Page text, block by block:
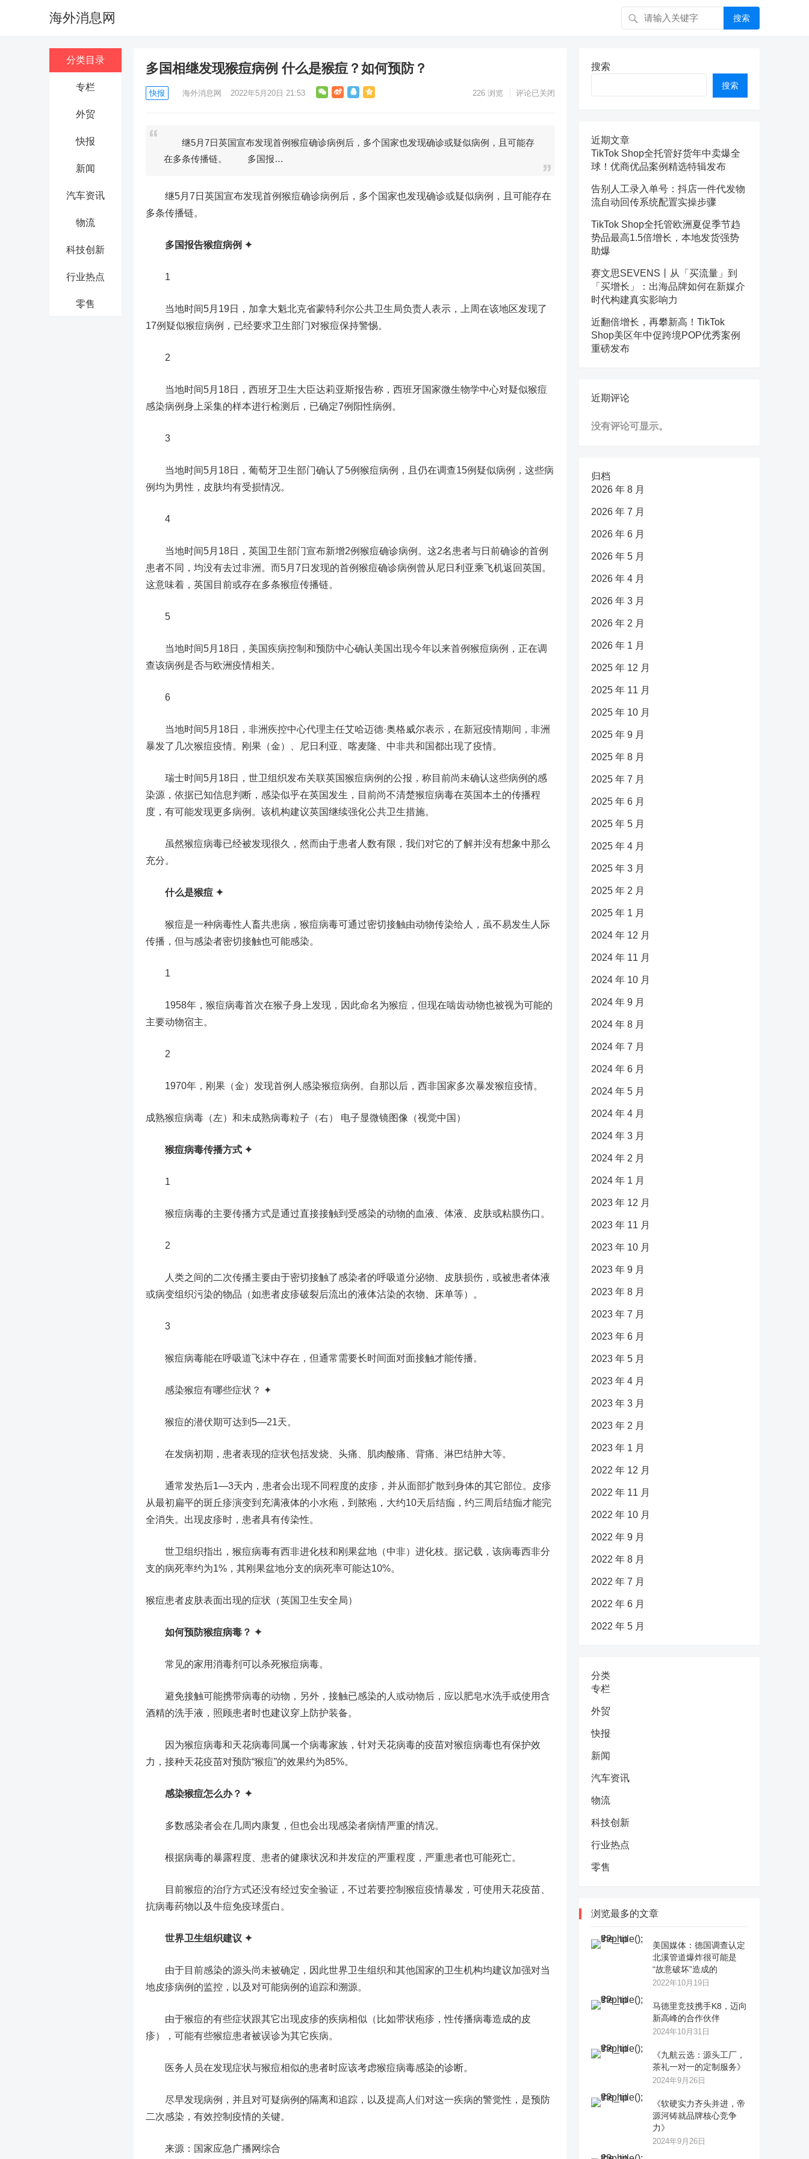
海外消息网 搜索
分类目录
专栏
外贸
快报
新闻
汽车资讯
物流
科技创新
行业热点
零售
多国相继发现猴痘病例 什么是猴痘？如何预防？
快报 海外消息网 2022年5月20日 21:53 226 浏览 评论已关闭
继5月7日英国宣布发现首例猴痘确诊病例后，多个国家也发现确诊或疑似病例，且可能存
在多条传播链。 多国报…
继5月7日英国宣布发现首例猴痘确诊病例后，多个国家也发现确诊或疑似病例，且可能存在
多条传播链。
多国报告猴痘病例 ✦
1
当地时间5月19日，加拿大魁北克省蒙特利尔公共卫生局负责人表示，上周在该地区发现了
17例疑似猴痘病例，已经要求卫生部门对猴痘保持警惕。
2
当地时间5月18日，西班牙卫生大臣达莉亚斯报告称，西班牙国家微生物学中心对疑似猴痘
感染病例身上采集的样本进行检测后，已确定7例阳性病例。
3
当地时间5月18日，葡萄牙卫生部门确认了5例猴痘病例，且仍在调查15例疑似病例，这些病
例均为男性，皮肤均有受损情况。
4
当地时间5月18日，英国卫生部门宣布新增2例猴痘确诊病例。这2名患者与日前确诊的首例
患者不同，均没有去过非洲。而5月7日发现的首例猴痘确诊病例曾从尼日利亚乘飞机返回英国。
这意味着，英国目前或存在多条猴痘传播链。
5
当地时间5月18日，美国疾病控制和预防中心确认美国出现今年以来首例猴痘病例，正在调
查该病例是否与欧洲疫情相关。
6
当地时间5月18日，非洲疾控中心代理主任艾哈迈德·奥格威尔表示，在新冠疫情期间，非洲
暴发了几次猴痘疫情。刚果（金）、尼日利亚、喀麦隆、中非共和国都出现了疫情。
瑞士时间5月18日，世卫组织发布关联英国猴痘病例的公报，称目前尚未确认这些病例的感
染源，依据已知信息判断，感染似乎在英国发生，目前尚不清楚猴痘病毒在英国本土的传播程
度，有可能发现更多病例。该机构建议英国继续强化公共卫生措施。
虽然猴痘病毒已经被发现很久，然而由于患者人数有限，我们对它的了解并没有想象中那么
充分。
什么是猴痘 ✦
猴痘是一种病毒性人畜共患病，猴痘病毒可通过密切接触由动物传染给人，虽不易发生人际
传播，但与感染者密切接触也可能感染。
1
1958年，猴痘病毒首次在猴子身上发现，因此命名为猴痘，但现在啮齿动物也被视为可能的
主要动物宿主。
2
1970年，刚果（金）发现首例人感染猴痘病例。自那以后，西非国家多次暴发猴痘疫情。
成熟猴痘病毒（左）和未成熟病毒粒子（右） 电子显微镜图像（视觉中国）
猴痘病毒传播方式 ✦
1
猴痘病毒的主要传播方式是通过直接接触到受感染的动物的血液、体液、皮肤或粘膜伤口。
2
人类之间的二次传播主要由于密切接触了感染者的呼吸道分泌物、皮肤损伤，或被患者体液
或病变组织污染的物品（如患者皮疹破裂后流出的液体沾染的衣物、床单等）。
3
猴痘病毒能在呼吸道飞沫中存在，但通常需要长时间面对面接触才能传播。
感染猴痘有哪些症状？ ✦
猴痘的潜伏期可达到5—21天。
在发病初期，患者表现的症状包括发烧、头痛、肌肉酸痛、背痛、淋巴结肿大等。
通常发热后1—3天内，患者会出现不同程度的皮疹，并从面部扩散到身体的其它部位。皮疹
从最初扁平的斑丘疹演变到充满液体的小水疱，到脓疱，大约10天后结痂，约三周后结痂才能完
全消失。出现皮疹时，患者具有传染性。
世卫组织指出，猴痘病毒有西非进化枝和刚果盆地（中非）进化枝。据记载，该病毒西非分
支的病死率约为1%，其刚果盆地分支的病死率可能达10%。
猴痘患者皮肤表面出现的症状（英国卫生安全局）
如何预防猴痘病毒？ ✦
常见的家用消毒剂可以杀死猴痘病毒。
避免接触可能携带病毒的动物，另外，接触已感染的人或动物后，应以肥皂水洗手或使用含
酒精的洗手液，照顾患者时也建议穿上防护装备。
因为猴痘病毒和天花病毒同属一个病毒家族，针对天花病毒的疫苗对猴痘病毒也有保护效
力，接种天花疫苗对预防“猴痘”的效果约为85%。
感染猴痘怎么办？ ✦
多数感染者会在几周内康复，但也会出现感染者病情严重的情况。
根据病毒的暴露程度、患者的健康状况和并发症的严重程度，严重患者也可能死亡。
目前猴痘的治疗方式还没有经过安全验证，不过若要控制猴痘疫情暴发，可使用天花疫苗、
抗病毒药物以及牛痘免疫球蛋白。
世界卫生组织建议 ✦
由于目前感染的源头尚未被确定，因此世界卫生组织和其他国家的卫生机构均建议加强对当
地皮疹病例的监控，以及对可能病例的追踪和溯源。
由于猴痘的有些症状跟其它出现皮疹的疾病相似（比如带状疱疹，性传播病毒造成的皮
疹），可能有些猴痘患者被误诊为其它疾病。
医务人员在发现症状与猴痘相似的患者时应该考虑猴痘病毒感染的诊断。
尽早发现病例，并且对可疑病例的隔离和追踪，以及提高人们对这一疾病的警觉性，是预防
二次感染，有效控制疫情的关键。
来源：国家应急广播网综合
搜索
搜索
近期文章
TikTok Shop全托管好货年中卖爆全
球！优商优品案例精选特辑发布
告别人工录入单号：抖店一件代发物
流自动回传系统配置实操步骤
TikTok Shop全托管欧洲夏促季节趋
势品最高1.5倍增长，本地发货强势
助爆
赛文思SEVENS丨从「买流量」到
「买增长」：出海品牌如何在新媒介
时代构建真实影响力
近翻倍增长，再攀新高！TikTok
Shop美区年中促跨境POP优秀案例
重磅发布
近期评论
没有评论可显示。
归档
2026 年 8 月
2026 年 7 月
2026 年 6 月
2026 年 5 月
2026 年 4 月
2026 年 3 月
2026 年 2 月
2026 年 1 月
2025 年 12 月
2025 年 11 月
2025 年 10 月
2025 年 9 月
2025 年 8 月
2025 年 7 月
2025 年 6 月
2025 年 5 月
2025 年 4 月
2025 年 3 月
2025 年 2 月
2025 年 1 月
2024 年 12 月
2024 年 11 月
2024 年 10 月
2024 年 9 月
2024 年 8 月
2024 年 7 月
2024 年 6 月
2024 年 5 月
2024 年 4 月
2024 年 3 月
2024 年 2 月
2024 年 1 月
2023 年 12 月
2023 年 11 月
2023 年 10 月
2023 年 9 月
2023 年 8 月
2023 年 7 月
2023 年 6 月
2023 年 5 月
2023 年 4 月
2023 年 3 月
2023 年 2 月
2023 年 1 月
2022 年 12 月
2022 年 11 月
2022 年 10 月
2022 年 9 月
2022 年 8 月
2022 年 7 月
2022 年 6 月
2022 年 5 月
分类
专栏
外贸
快报
新闻
汽车资讯
物流
科技创新
行业热点
零售
浏览最多的文章
美国媒体：德国调查认定
北溪管道爆炸很可能是
“故意破坏”造成的
2022年10月19日
马德里竞技携手K8，迈向
新高峰的合作伙伴
2024年10月31日
《九航云选：源头工厂，
茶礼一对一的定制服务》
2024年9月26日
《软硬实力齐头并进，帝
源河铸就品牌核心竞争
力》
2024年9月26日